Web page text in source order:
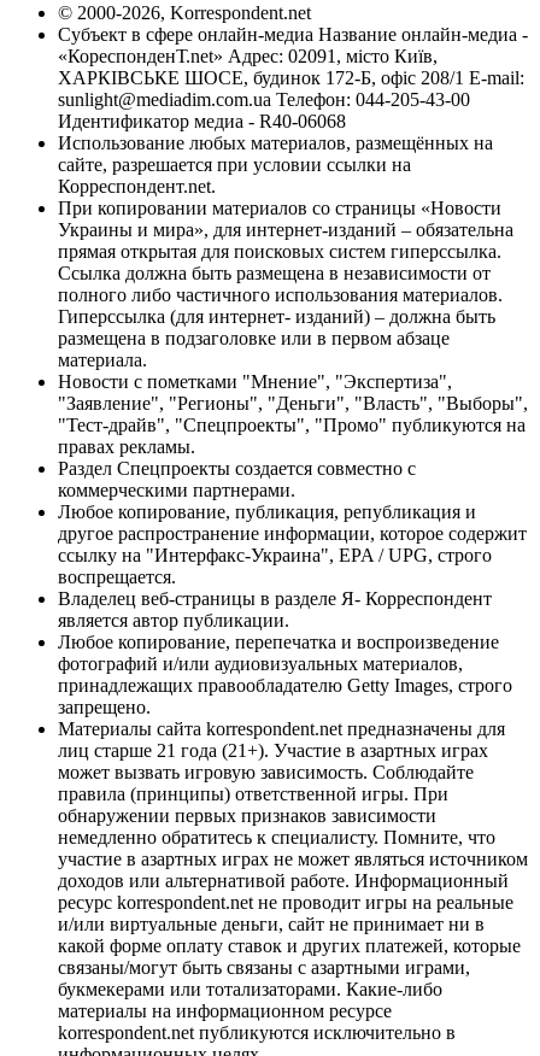
© 2000-2026, Korrespondent.net
Субъект в сфере онлайн-медиа Название онлайн-медиа -
«КореспонденТ.net» Адрес: 02091, місто Київ,
ХАРКІВСЬКЕ ШОСЕ, будинок 172-Б, офіс 208/1 E-mail:
sunlight@mediadim.com.ua Телефон: 044-205-43-00
Идентификатор медиа - R40-06068
Использование любых материалов, размещённых на
сайте, разрешается при условии ссылки на
Корреспондент.net.
При копировании материалов со страницы «Новости
Украины и мира», для интернет-изданий – обязательна
прямая открытая для поисковых систем гиперссылка.
Ссылка должна быть размещена в независимости от
полного либо частичного использования материалов.
Гиперссылка (для интернет- изданий) – должна быть
размещена в подзаголовке или в первом абзаце
материала.
Новости с пометками "Мнение", "Экспертиза",
"Заявление", "Регионы", "Деньги", "Власть", "Выборы",
"Тест-драйв", "Спецпроекты", "Промо" публикуются на
правах рекламы.
Раздел Спецпроекты создается совместно с
коммерческими партнерами.
Любое копирование, публикация, републикация и
другое распространение информации, которое содержит
ссылку на "Интерфакс-Украина", EPA / UPG, строго
воспрещается.
Владелец веб-страницы в разделе Я- Корреспондент
является автор публикации.
Любое копирование, перепечатка и воспроизведение
фотографий и/или аудиовизуальных материалов,
принадлежащих правообладателю Getty Images, строго
запрещено.
Материалы сайта korrespondent.net предназначены для
лиц старше 21 года (21+). Участие в азартных играх
может вызвать игровую зависимость. Соблюдайте
правила (принципы) ответственной игры. При
обнаружении первых признаков зависимости
немедленно обратитесь к специалисту. Помните, что
участие в азартных играх не может являться источником
доходов или альтернативой работе. Информационный
ресурс korrespondent.net не проводит игры на реальные
и/или виртуальные деньги, сайт не принимает ни в
какой форме оплату ставок и других платежей, которые
связаны/могут быть связаны с азартными играми,
букмекерами или тотализаторами. Какие-либо
материалы на информационном ресурсе
korrespondent.net публикуются исключительно в